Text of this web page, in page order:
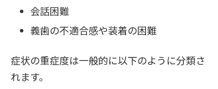
会話困難
義歯の不適合感や装着の困難
症状の重症度は一般的に以下のように分類さ
れます。